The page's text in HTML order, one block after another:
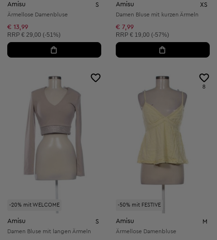
Amisu S
Ärmellose Damenbluse
€ 13,99
Unverbindliche Preisempfehlung:
RRP € 29,00 (-51%)
Amisu XS
Damen Bluse mit kurzen Ärmeln
€ 7,99
Unverbindliche Preisempfehlung:
RRP € 19,00 (-57%)
-20% mit WELCOME
Amisu S
Damen Bluse mit langen Ärmeln
-50% mit FESTIVE
8
Amisu M
Ärmellose Damenbluse